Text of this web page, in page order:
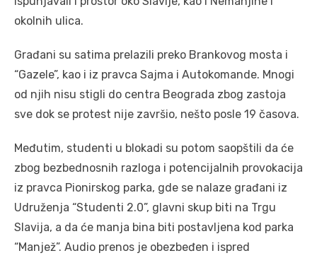
okolnih ulica.
Građani su satima prelazili preko Brankovog mosta i
“Gazele”, kao i iz pravca Sajma i Autokomande. Mnogi
od njih nisu stigli do centra Beograda zbog zastoja
sve dok se protest nije završio, nešto posle 19 časova.
Međutim, studenti u blokadi su potom saopštili da će
zbog bezbednosnih razloga i potencijalnih provokacija
iz pravca Pionirskog parka, gde se nalaze građani iz
Udruženja “Studenti 2.0”, glavni skup biti na Trgu
Slavija, a da će manja bina biti postavljena kod parka
“Manjež”. Audio prenos je obezbeđen i ispred